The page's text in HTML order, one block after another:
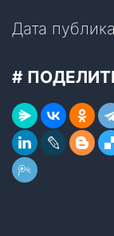
Дата
#